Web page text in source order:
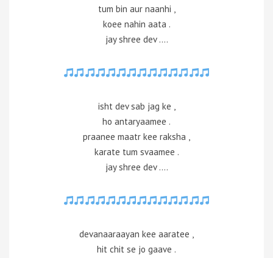
tum bin aur naanhi ,
koee nahin aata .
jay shree dev ….
isht dev sab jag ke ,
ho antaryaamee .
praanee maatr kee raksha ,
karate tum svaamee .
jay shree dev ….
devanaaraayan kee aaratee ,
hit chit se jo gaave .